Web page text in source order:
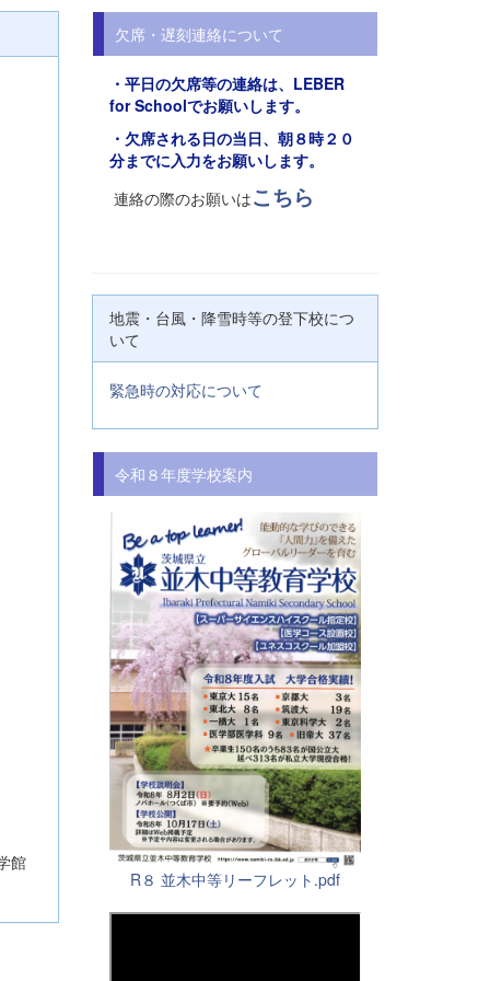
館
欠席・遅刻連絡について
・平日の欠席等の連絡は、 LEBER
for Schoolでお願いします。
・欠席される日の当日、朝８時２０
分までに入力をお願いします。
連絡の際のお願いはこちら
地震・台風・降雪時等の登下校につ
いて
緊急時の対応について
令和８年度学校案内
R８ 並木中等リーフレット.pdf